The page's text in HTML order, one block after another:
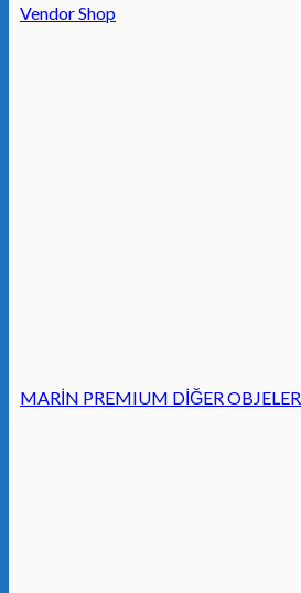
Vendor Shop
MARİN PREMIUM DİĞER OBJELER